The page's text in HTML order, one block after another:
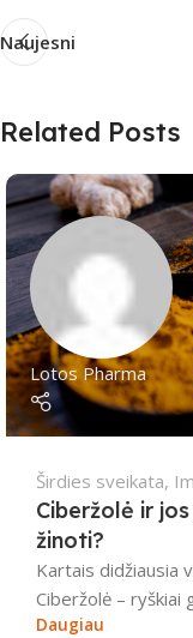
Naujesni
Related Posts
Lotos Pharma
Širdies sveikata,
Ciberžolė ir
žinoti?
Kartais didžiausia
Ciberžolė – ryškiai
Daugiau